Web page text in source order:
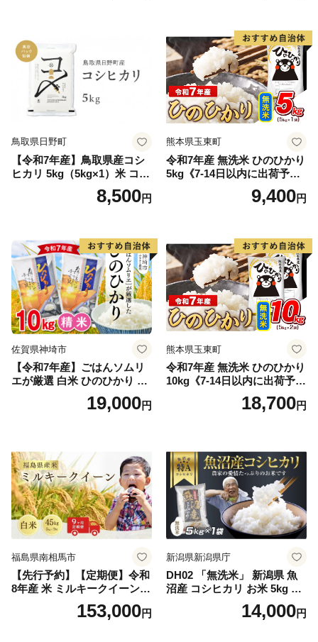
鳥取県日野町
【令和7年産】鳥取県産コシ
ヒカリ 5kg（5kg×1）米 コシ
ヒカリ こしひかり お米 白米
精米 5キロ おこめ こめ コメ
野町産 Elevation
8,500円
熊本県玉東町
令和7年産 無洗米 ひのひかり
5kg《7-14日以内に出荷予定
(土日祝除く)》コメ 米 無洗米
高レビュー｜人気米 熊本県
9,400円
佐賀県神埼市
【令和7年産】ごはんソムリ
エが厳選 白米 ひのひかり 10
米 10kg 5kg×2 ひのひかり ブ
19,000円
熊本県玉東町
令和7年産 無洗米 ひのひかり
10kg《7-14日以内に出荷予定
(土日祝除く)》コメ 米 無洗米
令和7年産 高レビュー｜人気
18,700円
福島県南相馬市
【先行予約】【定期便】令和
8年産 米 ミルキークイーン
白米 45kg (5kg×9回) | ミルキ
ークイーン 米5kg 福島 福島
153,000円
新潟県新潟県庁
DH02 「無洗米」 新潟県 魚
沼産 コシヒカリ お米 5kg こ
しひかり 精米 米（お米の美
味しい炊き方ガイド付き）
14,000円